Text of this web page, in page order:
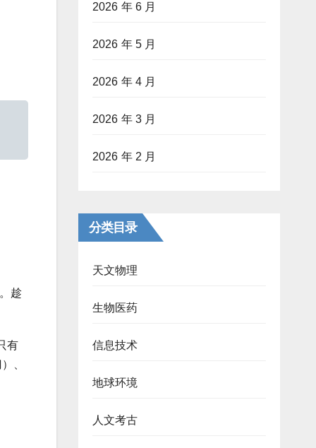
趁
有
、
2026 年 6 月
2026 年 5 月
2026 年 4 月
2026 年 3 月
2026 年 2 月
分类目录
天文物理
生物医药
信息技术
地球环境
人文考古